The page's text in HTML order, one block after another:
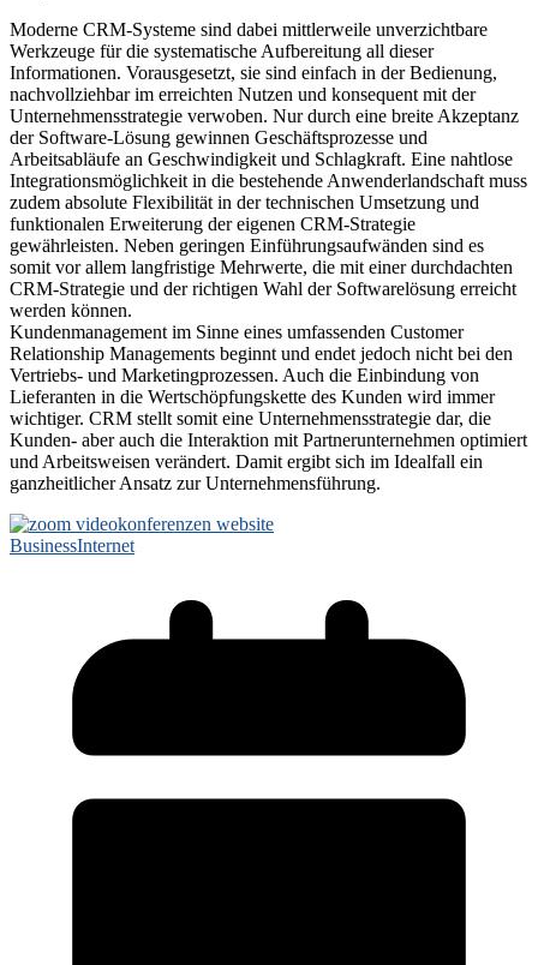
Moderne CRM-Systeme sind dabei mittlerweile unverzichtbare
Werkzeuge für die systematische Aufbereitung all dieser
Informationen. Vorausgesetzt, sie sind einfach in der Bedienung,
nachvollziehbar im erreichten Nutzen und konsequent mit der
Unternehmensstrategie verwoben. Nur durch eine breite Akzeptanz
der Software-Lösung gewinnen Geschäftsprozesse und
Arbeitsabläufe an Geschwindigkeit und Schlagkraft. Eine nahtlose
Integrationsmöglichkeit in die bestehende Anwenderlandschaft muss
zudem absolute Flexibilität in der technischen Umsetzung und
funktionalen Erweiterung der eigenen CRM-Strategie
gewährleisten. Neben geringen Einführungsaufwänden sind es
somit vor allem langfristige Mehrwerte, die mit einer durchdachten
CRM-Strategie und der richtigen Wahl der Softwarelösung erreicht
werden können.
Kundenmanagement im Sinne eines umfassenden Customer
Relationship Managements beginnt und endet jedoch nicht bei den
Vertriebs- und Marketingprozessen. Auch die Einbindung von
Lieferanten in die Wertschöpfungskette des Kunden wird immer
wichtiger. CRM stellt somit eine Unternehmensstrategie dar, die
Kunden- aber auch die Interaktion mit Partnerunternehmen optimiert
und Arbeitsweisen verändert. Damit ergibt sich im Idealfall ein
ganzheitlicher Ansatz zur Unternehmensführung.
BusinessInternet